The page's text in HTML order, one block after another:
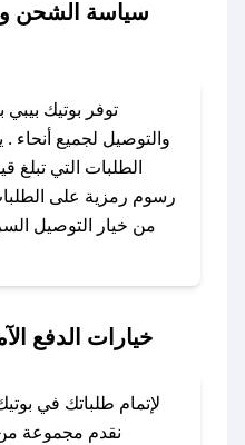
باستخدام تطبيق
الكوبون، تواصل معنا
الرسائل الخاصة على
وسنقوم بحل
سياسة الشحن
توفر بوتيك
والتوصيل لجميع
الطلبات التي تبلغ
رسوم رمزية على
من خيار التوصيل
خيارات الدفع
لإتمام طلباتك في
نقدم مجموعة